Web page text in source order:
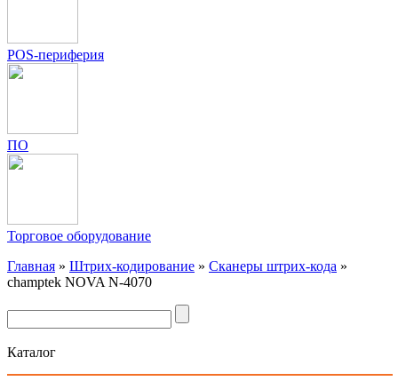
POS-периферия
ПО
Торговое оборудование
Главная » Штрих-кодирование » Сканеры штрих-кода »
champtek NOVA N-4070
Каталог